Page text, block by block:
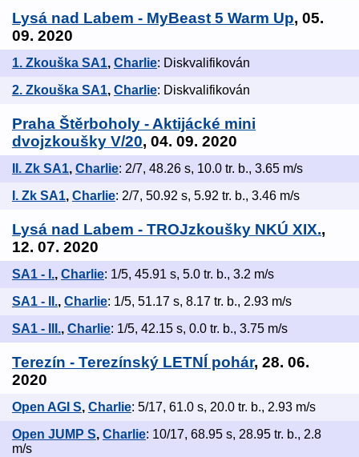
Lysá nad Labem - MyBeast 5 Warm Up, 05.
09. 2020
1. Zkouška SA1, Charlie: Diskvalifikován
2. Zkouška SA1, Charlie: Diskvalifikován
Praha Štěrboholy - Aktijácké mini
dvojzkoušky V/20, 04. 09. 2020
II. Zk SA1, Charlie: 2/7, 48.26 s, 10.0 tr. b., 3.65 m/s
I. Zk SA1, Charlie: 2/7, 50.92 s, 5.92 tr. b., 3.46 m/s
Lysá nad Labem - TROJzkoušky NKÚ XIX.,
12. 07. 2020
SA1 - I., Charlie: 1/5, 45.91 s, 5.0 tr. b., 3.2 m/s
SA1 - II., Charlie: 1/5, 51.17 s, 8.17 tr. b., 2.93 m/s
SA1 - III., Charlie: 1/5, 42.15 s, 0.0 tr. b., 3.75 m/s
Terezín - Terezínský LETNÍ pohár, 28. 06.
2020
Open AGI S, Charlie: 5/17, 61.0 s, 20.0 tr. b., 2.93 m/s
Open JUMP S, Charlie: 10/17, 68.95 s, 28.95 tr. b., 2.8
m/s